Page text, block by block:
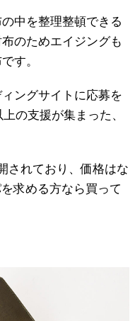
中を整理整頓できる
のためエイジングも
す。
ングサイトに応募を
の支援が集まった、
されており、価格はな
求める方なら買って